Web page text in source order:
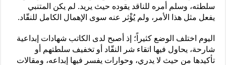
سلطته، وسلم أمره للناقد يقوده حيث يريد. لم يكن المتنبي
يفعل مثل هذا الأمر، ولم يُؤْثر عنه سوى الإهمال الكامل للنقّاد.
اليوم اختلف الوضع كثيراً؛ إذ أصبح لدى الكاتب شهادات إبداعية
شارحة، يحاول فيها اتقاء شر النقّاد أو تخفيف سلطتهم أو
تأكيدها من حيث لا يدري، وحوارات يفسر فيها إبداعه، ومقالات